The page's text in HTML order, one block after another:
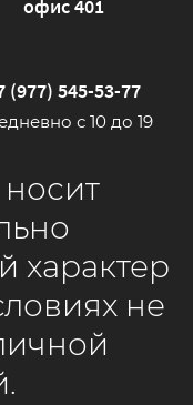
офис 401
(977) 545-53-77
с 10 до 19
характер
не